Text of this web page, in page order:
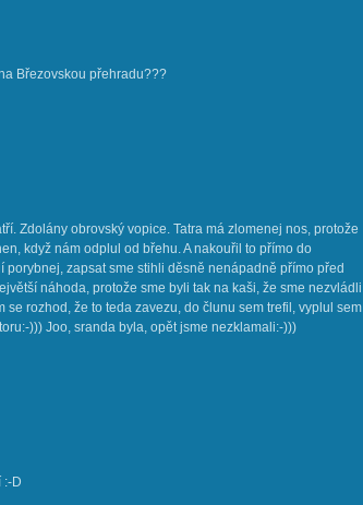
Březovskou přehradu???
Zdolány obrovský vopice. Tatra má zlomenej nos, protože
když nám odplul od břehu. A nakouřil to přímo do
porybnej, zapsat sme stihli děsně nenápadně přímo před
náhoda, protože sme byli tak na kaši, že sme nezvládli
se rozhod, že to teda zavezu, do člunu sem trefil, vyplul sem
))) Joo, sranda byla, opět jsme nezklamali:-)))
:-D